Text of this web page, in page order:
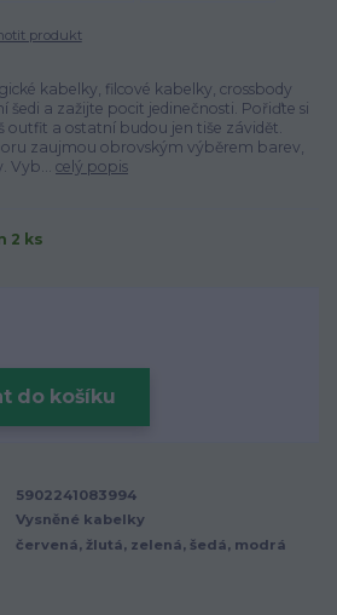
produkt
kabelky, filcové kabelky, crossbody
a zažijte pocit jedinečnosti. Pořiďte si
outfit a ostatní budou jen tiše závidět.
zaujmou obrovským výběrem barev,
Vyb... celý popis
2 ks
do košíku
5902241083994
Vysněné kabelky
červená, žlutá, zelená, šedá, modrá